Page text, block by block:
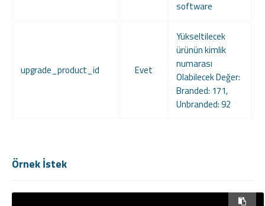
software
upgrade_product_id Evet
Yükseltilecek
ürünün kimlik
numarası
Olabilecek Değer:
Branded: 171,
Unbranded: 92
Örnek İstek